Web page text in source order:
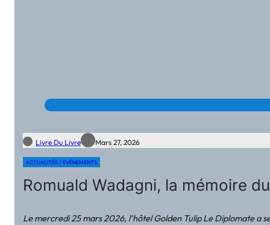
Livre Du Livre Mars 27, 2026
ACTUALITÉS / EVÉNEMENTS
Romuald Wadagni, la mémoire
Le mercredi 25 mars 2026, l’hôtel Golden Tulip Le Diplomate a